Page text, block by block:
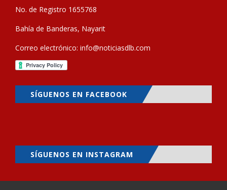
No. de Registro 1655768
Bahía de Banderas, Nayarit
Correo electrónico: info@noticiasdlb.com
SÍGUENOS EN FACEBOOK
SÍGUENOS EN INSTAGRAM